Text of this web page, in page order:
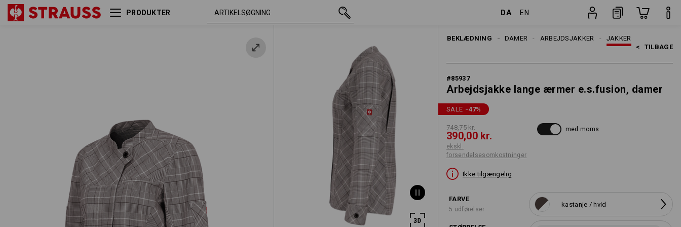
PRODUKTER DA EN
BEKLÆDNING JAKKER
ARBEJDSJAKKER
DAMER
< TILBAGE
#85937
Arbejdsjakke lange ærmer e.s.fusion, damer
SALE -47%
748,75 kr.
390,00 kr.
ekskl.
forsendelsesomkostninger
med moms
Ikke tilgængelig
FARVE
5 udførelser
kastanje / hvid
Arbejdsjakke lange ærmer
XS
748,75 kr.